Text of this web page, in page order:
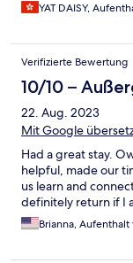
YAT DAISY,
Verifizierte Bewertung
10/10 –
22. Aug. 2023
Mit Google
Had a great stay.
helpful, made our
us learn and
definitely return if I
Brianna,